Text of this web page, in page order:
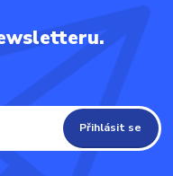
Přihlásit se